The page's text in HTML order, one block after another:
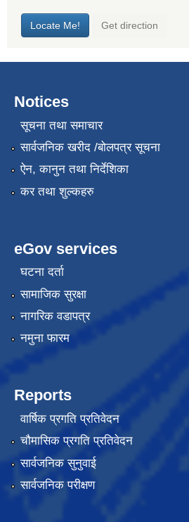
Notices
सूचना तथा समाचार
सार्वजनिक खरीद /बोलपत्र सूचना
ऐन, कानुन तथा निर्देशिका
कर तथा शुल्कहरु
eGov services
घटना दर्ता
सामाजिक सुरक्षा
नागरिक वडापत्र
नमुना फारम
Reports
वार्षिक प्रगति प्रतिवेदन
चौमासिक प्रगति प्रतिवेदन
सार्वजनिक सुनुवाई
सार्वजनिक परीक्षण